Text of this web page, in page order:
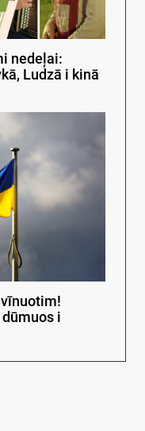
nedeļai:
Ludzā i kinā
i